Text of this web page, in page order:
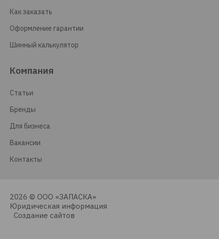
Как заказать
Оформление гарантии
Шинный калькулятор
Компания
Статьи
Бренды
Для бизнеса
Вакансии
Контакты
2026 © ООО «ЗАПАСКА»
Юридическая информация
Создание сайтов